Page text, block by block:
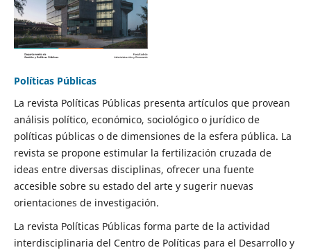
Políticas Públicas
La revista Políticas Públicas presenta artículos que provean
análisis político, económico, sociológico o jurídico de
políticas públicas o de dimensiones de la esfera pública. La
revista se propone estimular la fertilización cruzada de
ideas entre diversas disciplinas, ofrecer una fuente
accesible sobre su estado del arte y sugerir nuevas
orientaciones de investigación.
La revista Políticas Públicas forma parte de la actividad
interdisciplinaria del Centro de Políticas para el Desarrollo y